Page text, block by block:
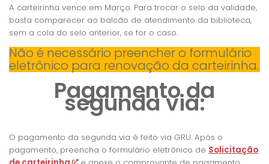
A carteirinha vence em Março. Para trocar o selo da validade,
basta comparecer ao balcão de atendimento da biblioteca,
sem a cola do selo anterior, se for o caso.
Não é necessário preencher o formulário
eletrônico para renovação da carteirinha.
Pagamento da
segunda via:
O pagamento da segunda via é feito via GRU. Após o
pagamento, preencha o formulário eletrônico de Solicitação